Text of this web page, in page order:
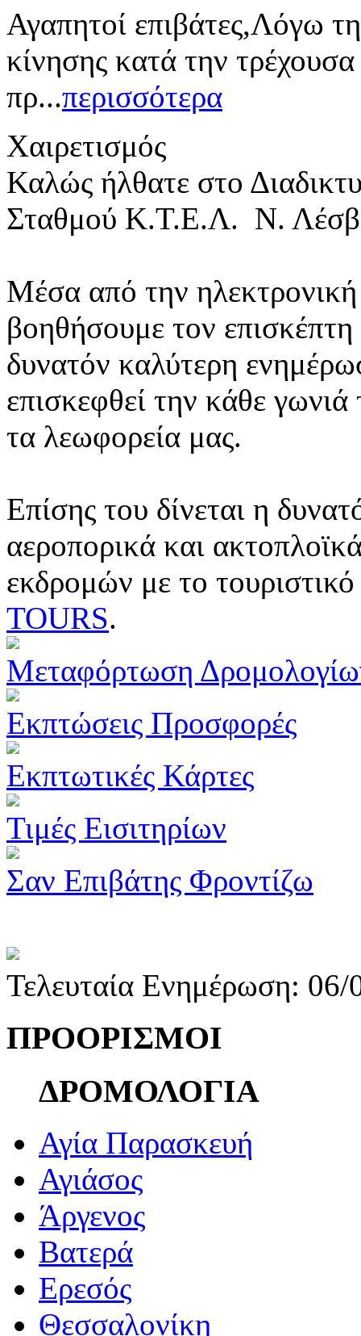
Αγαπητοί επιβάτες,Λόγω
κίνησης κατά την
πρ...περισσότερα
Χαιρετισμός
Καλώς ήλθατε στο
Σταθμού Κ.Τ.Ε.Λ. Ν.
Μέσα από την ηλεκτρονική
βοηθήσουμε τον
δυνατόν καλύτερη
επισκεφθεί την κάθε
τα λεωφορεία μας.
Επίσης του δίνεται η
αεροπορικά και
εκδρομών με το
TOURS.
Μεταφόρτωση
Εκπτώσεις Προσφορές
Εκπτωτικές Κάρτες
Τιμές Εισιτηρίων
Σαν Επιβάτης Φροντίζω
Τελευταία Ενημέρωση:
ΠΡΟΟΡΙΣΜΟΙ
ΔΡΟΜΟΛΟΓΙΑ
Αγία Παρασκευή
Αγιάσος
Άργενος
Βατερά
Ερεσός
Θεσσαλονίκη